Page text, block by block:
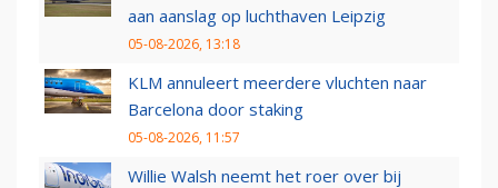
aan aanslag op luchthaven Leipzig
05-08-2026, 13:18
KLM annuleert meerdere vluchten naar
Barcelona door staking
05-08-2026, 11:57
Willie Walsh neemt het roer over bij